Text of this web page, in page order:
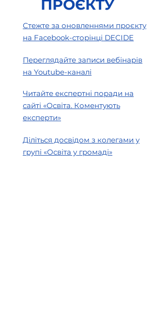
Права педагогічних
працівників під час
воєнного стану
ПРОЄКТУ
Стежте за оновленнями проєкту
на Facebook-сторінці DECIDE
Переглядайте записи вебінарів
на Youtube-каналі
Читайте експертні поради на
сайті «Освіта. Коментують
експерти»
Діліться досвідом з колегами у
групі «Освіта у громаді»